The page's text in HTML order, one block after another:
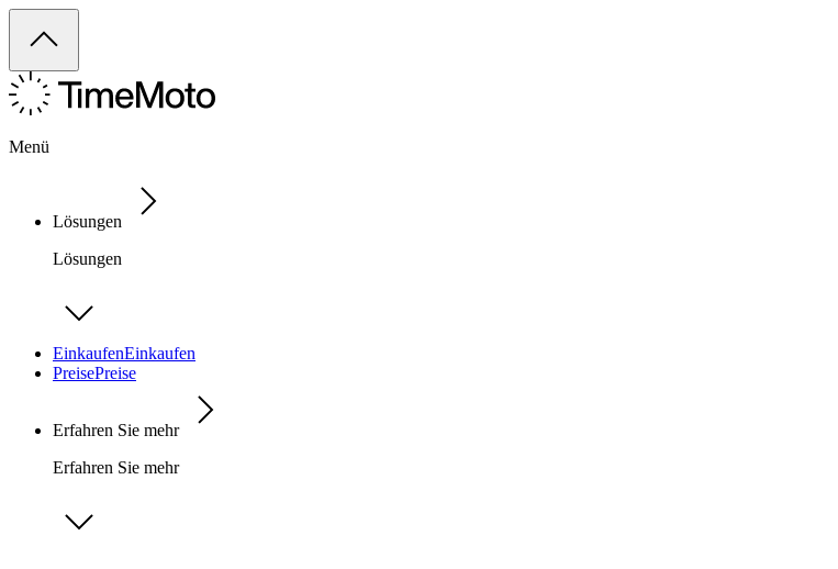
Menü
Lösungen
Lösungen
EinkaufenEinkaufen
PreisePreise
Erfahren Sie mehr
Erfahren Sie mehr